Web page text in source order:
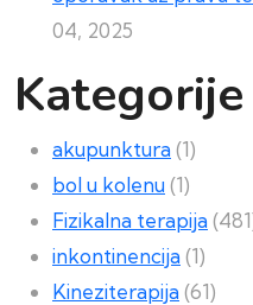
04, 2025
Kategorije
akupunktura (1)
bol u kolenu (1)
Fizikalna terapija
inkontinencija (1)
Kineziterapija (61)